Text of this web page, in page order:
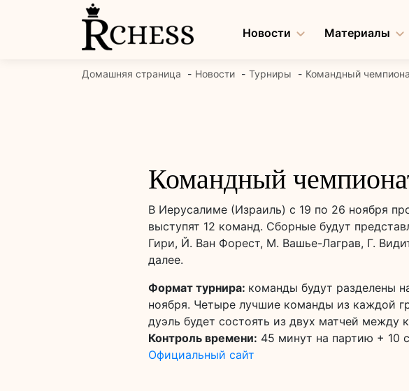
Новости Материалы
Домашняя страница Новости Турниры Командный
Командный
В Иерусалиме (Израиль) с 19 по 26 ноября
выступят 12 команд. Сборные будут
Гири, Й. Ван Форест, М. Вашье-Лаграв, Г.
далее.
Формат турнира: команды будут разделены
ноября. Четыре лучшие команды из каждой
дуэль будет состоять из двух матчей между
Контроль времени: 45 минут на партию + 10
Официальный сайт